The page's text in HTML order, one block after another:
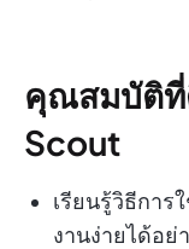
คุณสมบัติที่
Scout
เรียนรู้วิธีกา
งานง่ายได้อย่